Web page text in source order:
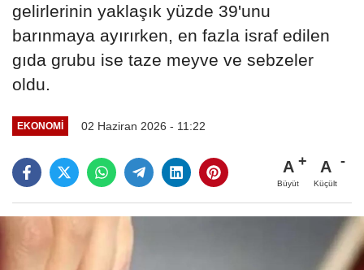
gelirlerinin yaklaşık yüzde 39'unu
barınmaya ayırırken, en fazla israf edilen
gıda grubu ise taze meyve ve sebzeler
oldu.
EKONOMI 02 Haziran 2026 - 11:22
A
Büyüt
A
Küçült